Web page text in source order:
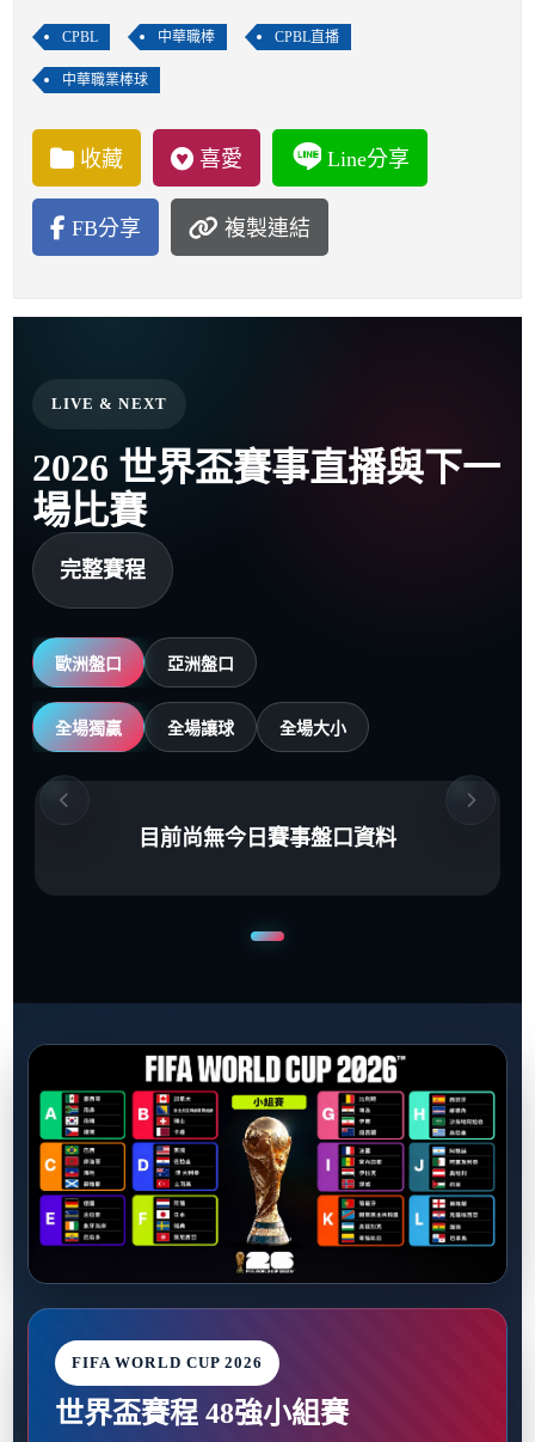
CPBL 中華職棒 CPBL直播
中華職業棒球
收藏 喜愛 Line分享
FB分享 複製連結
LIVE & NEXT
2026 世界盃賽事直播與下一
場比賽
完整賽程
歐洲盤口 亞洲盤口
全場獨贏 全場讓球 全場大小
目前尚無今日賽事盤口資料
FIFA WORLD CUP 2026
世界盃賽程 48強小組賽